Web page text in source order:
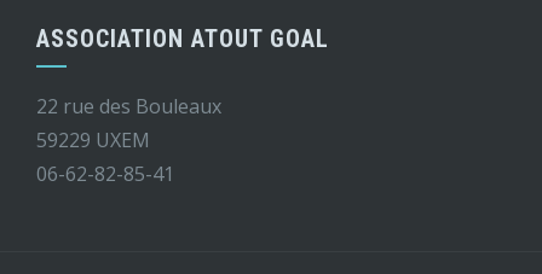
ASSOCIATION ATOUT GOAL
22 rue des Bouleaux
59229 UXEM
06-62-82-85-41